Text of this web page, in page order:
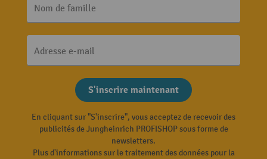
Nom de famille
Adresse e-mail
S'inscrire maintenant
En cliquant sur "S'inscrire", vous acceptez de recevoir des
publicités de Jungheinrich PROFISHOP sous forme de
newsletters.
Plus d'informations sur le traitement des données pour la